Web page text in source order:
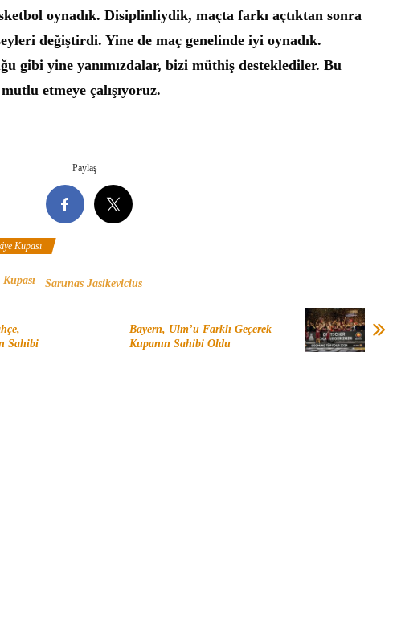
oynadık. Disiplinliydik, maçta farkı açtıktan sonra
değiştirdi. Yine de maç genelinde iyi oynadık.
gibi yine yanımızdalar, bizi müthiş desteklediler. Bu
etmeye çalışıyoruz.
Paylaş
Kupası
Sarunas Jasikevicius
Sahibi
Bayern, Ulm’u Farklı Geçerek
Kupanın Sahibi Oldu